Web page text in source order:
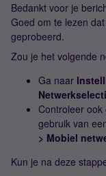
Bedankt voor je
Goed om te lezen
geprobeerd.
Zou je het volgende
Ga naar
Controleer ook
gebruik van
> Mobiel
Kun je na deze